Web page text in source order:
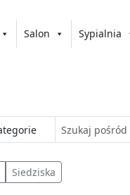
Salon Sypialnia
Siedziska